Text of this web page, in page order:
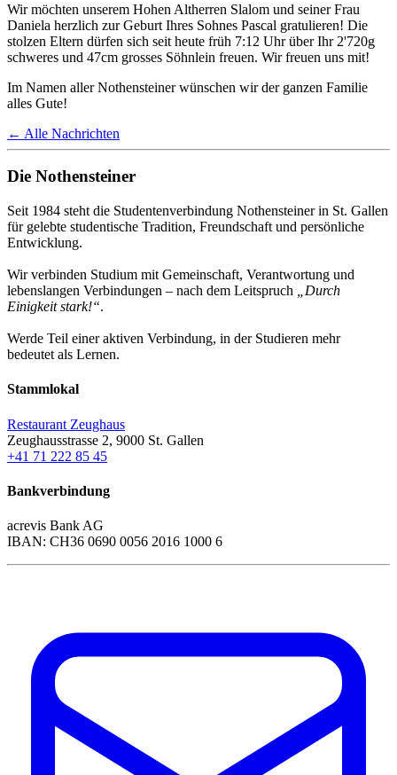
Wir möchten unserem Hohen Altherren Slalom und seiner Frau
Daniela herzlich zur Geburt Ihres Sohnes Pascal gratulieren! Die
stolzen Eltern dürfen sich seit heute früh 7:12 Uhr über Ihr 2'720g
schweres und 47cm grosses Söhnlein freuen. Wir freuen uns mit!
Im Namen aller Nothensteiner wünschen wir der ganzen Familie
alles Gute!
← Alle Nachrichten
Die Nothensteiner
Seit 1984 steht die Studentenverbindung Nothensteiner in St. Gallen
für gelebte studentische Tradition, Freundschaft und persönliche
Entwicklung.
Wir verbinden Studium mit Gemeinschaft, Verantwortung und
lebenslangen Verbindungen – nach dem Leitspruch
„Durch
Einigkeit stark!“.
Werde Teil einer aktiven Verbindung, in der Studieren mehr
bedeutet als Lernen.
Stammlokal
Restaurant Zeughaus
Zeughausstrasse 2, 9000 St. Gallen
+41 71 222 85 45
Bankverbindung
acrevis Bank AG
IBAN: CH36 0690 0056 2016 1000 6